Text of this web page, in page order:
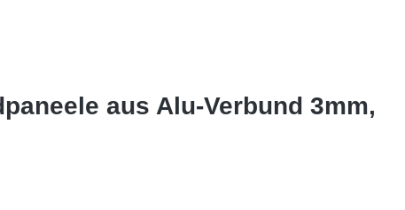
aus Alu-Verbund 3mm,